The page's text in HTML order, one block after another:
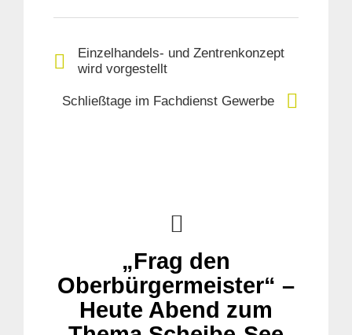
Einzelhandels- und Zentrenkonzept
wird vorgestellt
Schließtage im Fachdienst Gewerbe
„Frag den
Oberbürgermeister“ –
Heute Abend zum